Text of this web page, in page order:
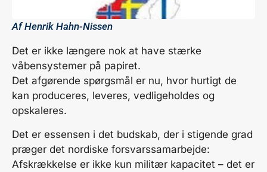
AfHenrik Hahn-Nissen
Det er ikke længere nok at have stærke
våbensystemer på papiret.
Det afgørende spørgsmål er nu, hvor hurtigt de
kan produceres, leveres, vedligeholdes og
opskaleres.
Det er essensen i det budskab, der i stigende grad
præger det nordiske forsvarssamarbejde:
Afskrækkelse er ikke kun militær kapacitet – det er